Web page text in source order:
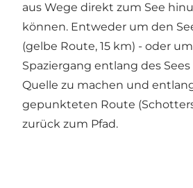
aus Wege direkt zum See
können. Entweder um den
(gelbe Route, 15 km) - oder
Spaziergang entlang des
Quelle zu machen und
gepunkteten Route
zurück zum Pfad.